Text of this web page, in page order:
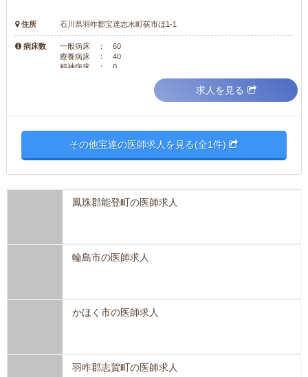
住所 石川県羽咋郡宝達志水町荻市ほ1-1
病床数
一般病床 ： 60
療養病床 ： 40
精神病床 ： 0
求人を見る
その他宝達の医師求人を見る(全1件)
鳳珠郡能登町の医師求人
輪島市の医師求人
かほく市の医師求人
羽咋郡志賀町の医師求人